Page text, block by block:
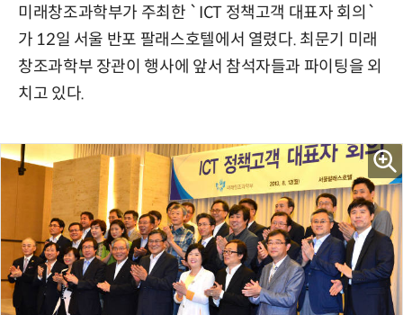
미래창조과학부가 주최한 `ICT 정책고객 대표자 회의`
가 12일 서울 반포 팔래스호텔에서 열렸다. 최문기 미래
창조과학부 장관이 행사에 앞서 참석자들과 파이팅을 외
치고 있다.